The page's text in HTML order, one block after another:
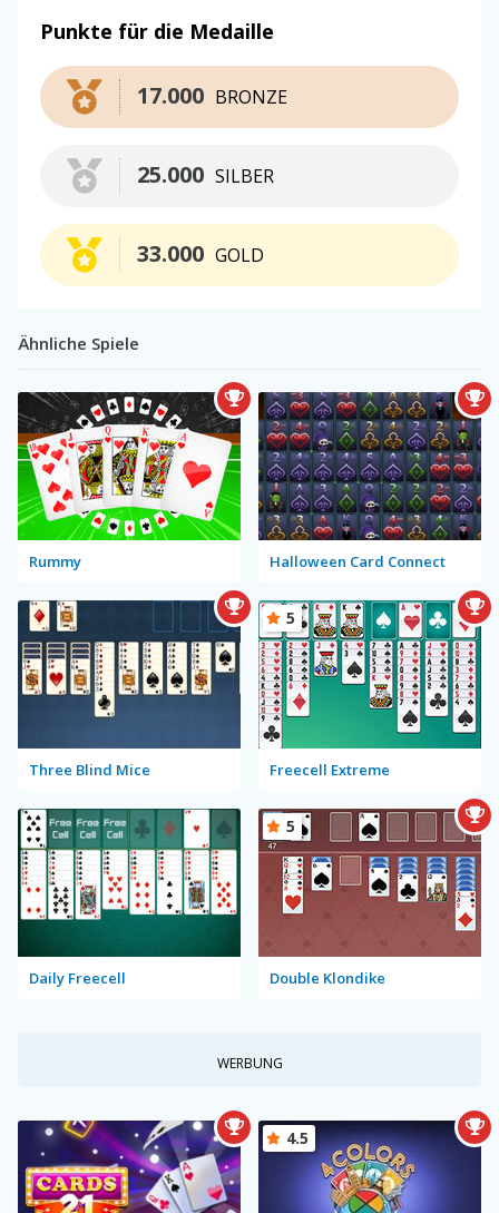
Punkte für die Medaille
BRONZE
17.000
SILBER
25.000
GOLD
33.000
Ähnliche Spiele
Rummy Halloween Card Connect
Three Blind Mice Freecell Extreme
5
Daily Freecell Double Klondike
5
WERBUNG
4.5